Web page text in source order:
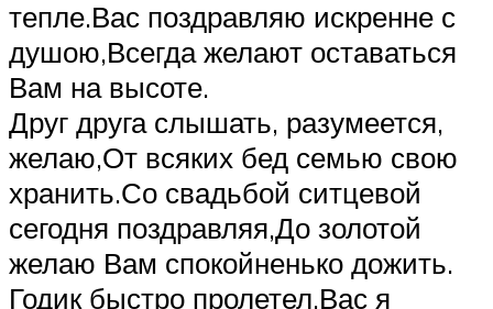
тепле.Вас поздравляю искренне с
душою,Всегда желают оставаться
Вам на высоте.
Друг друга слышать, разумеется,
желаю,От всяких бед семью свою
хранить.Со свадьбой ситцевой
сегодня поздравляя,До золотой
желаю Вам спокойненько дожить.
Годик быстро пролетел,Вас я